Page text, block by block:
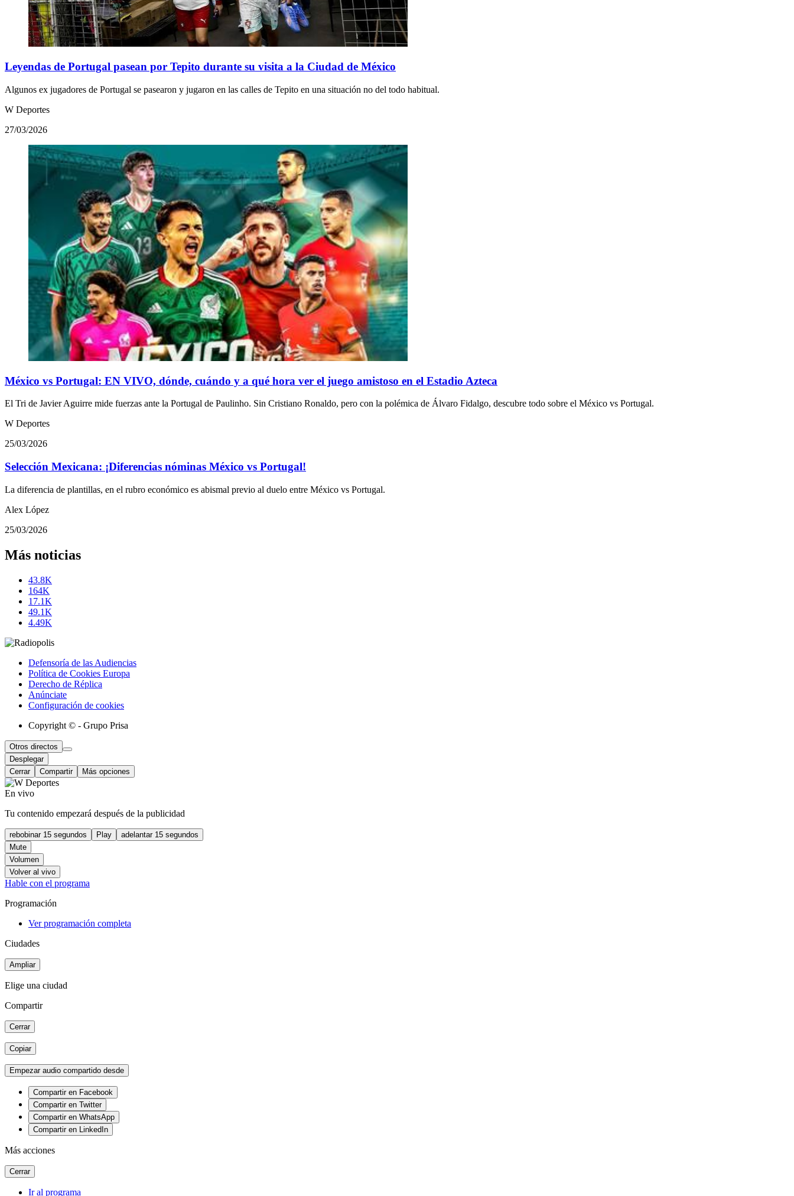
Leyendas de Portugal pasean por Tepito durante su visita a la Ciudad de México
Algunos ex jugadores de Portugal se pasearon y jugaron en las calles de Tepito en una situación no del todo habitual.
W Deportes
27/03/2026
México vs Portugal: EN VIVO, dónde, cuándo y a qué hora ver el juego amistoso en el Estadio Azteca
El Tri de Javier Aguirre mide fuerzas ante la Portugal de Paulinho. Sin Cristiano Ronaldo, pero con la polémica de Álvaro Fidalgo, descubre todo sobre el México vs Portugal.
W Deportes
25/03/2026
Selección Mexicana: ¡Diferencias nóminas México vs Portugal!
La diferencia de plantillas, en el rubro económico es abismal previo al duelo entre México vs Portugal.
Alex López
25/03/2026
Más noticias
43.8K
164K
17.1K
49.1K
4.49K
Defensoría de las Audiencias
Política de Cookies Europa
Derecho de Réplica
Anúnciate
Configuración de cookies
Copyright © - Grupo Prisa
Otros directos
Desplegar
Cerrar
Compartir Más opciones
En vivo
Tu contenido empezará después de la publicidad
rebobinar 15 segundos Play
adelantar 15 segundos
Mute
Volumen
Volver al vivo
Hable con el programa
Programación
Ver programación completa
Ciudades
Ampliar
Elige una ciudad
Compartir
Cerrar
Copiar
Empezar audio compartido desde
Compartir en Facebook
Compartir en Twitter
Compartir en WhatsApp
Compartir en LinkedIn
Más acciones
Cerrar
Ir al programa